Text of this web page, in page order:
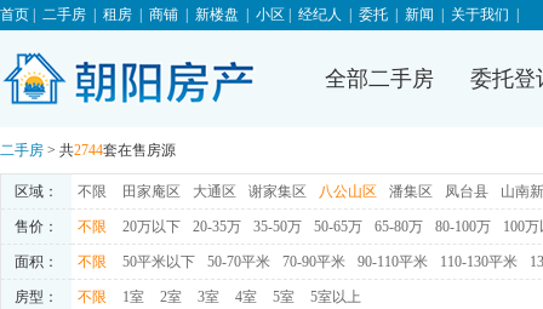
首页 二手房 租房 商铺 新楼盘 小区 经纪人 委托 新闻 关于我们
全部二手房 委托登
二手房 > 共2744套在售房源
区域： 不限 田家庵区 大通区 谢家集区 八公山区 潘集区 凤台县 山南
售价： 不限 20万以下 20-35万 35-50万 50-65万 65-80万 80-100万 100
面积： 不限 50平米以下 50-70平米 70-90平米 90-110平米 110-130平米
房型： 不限 1室 2室 3室 4室 5室 5室以上